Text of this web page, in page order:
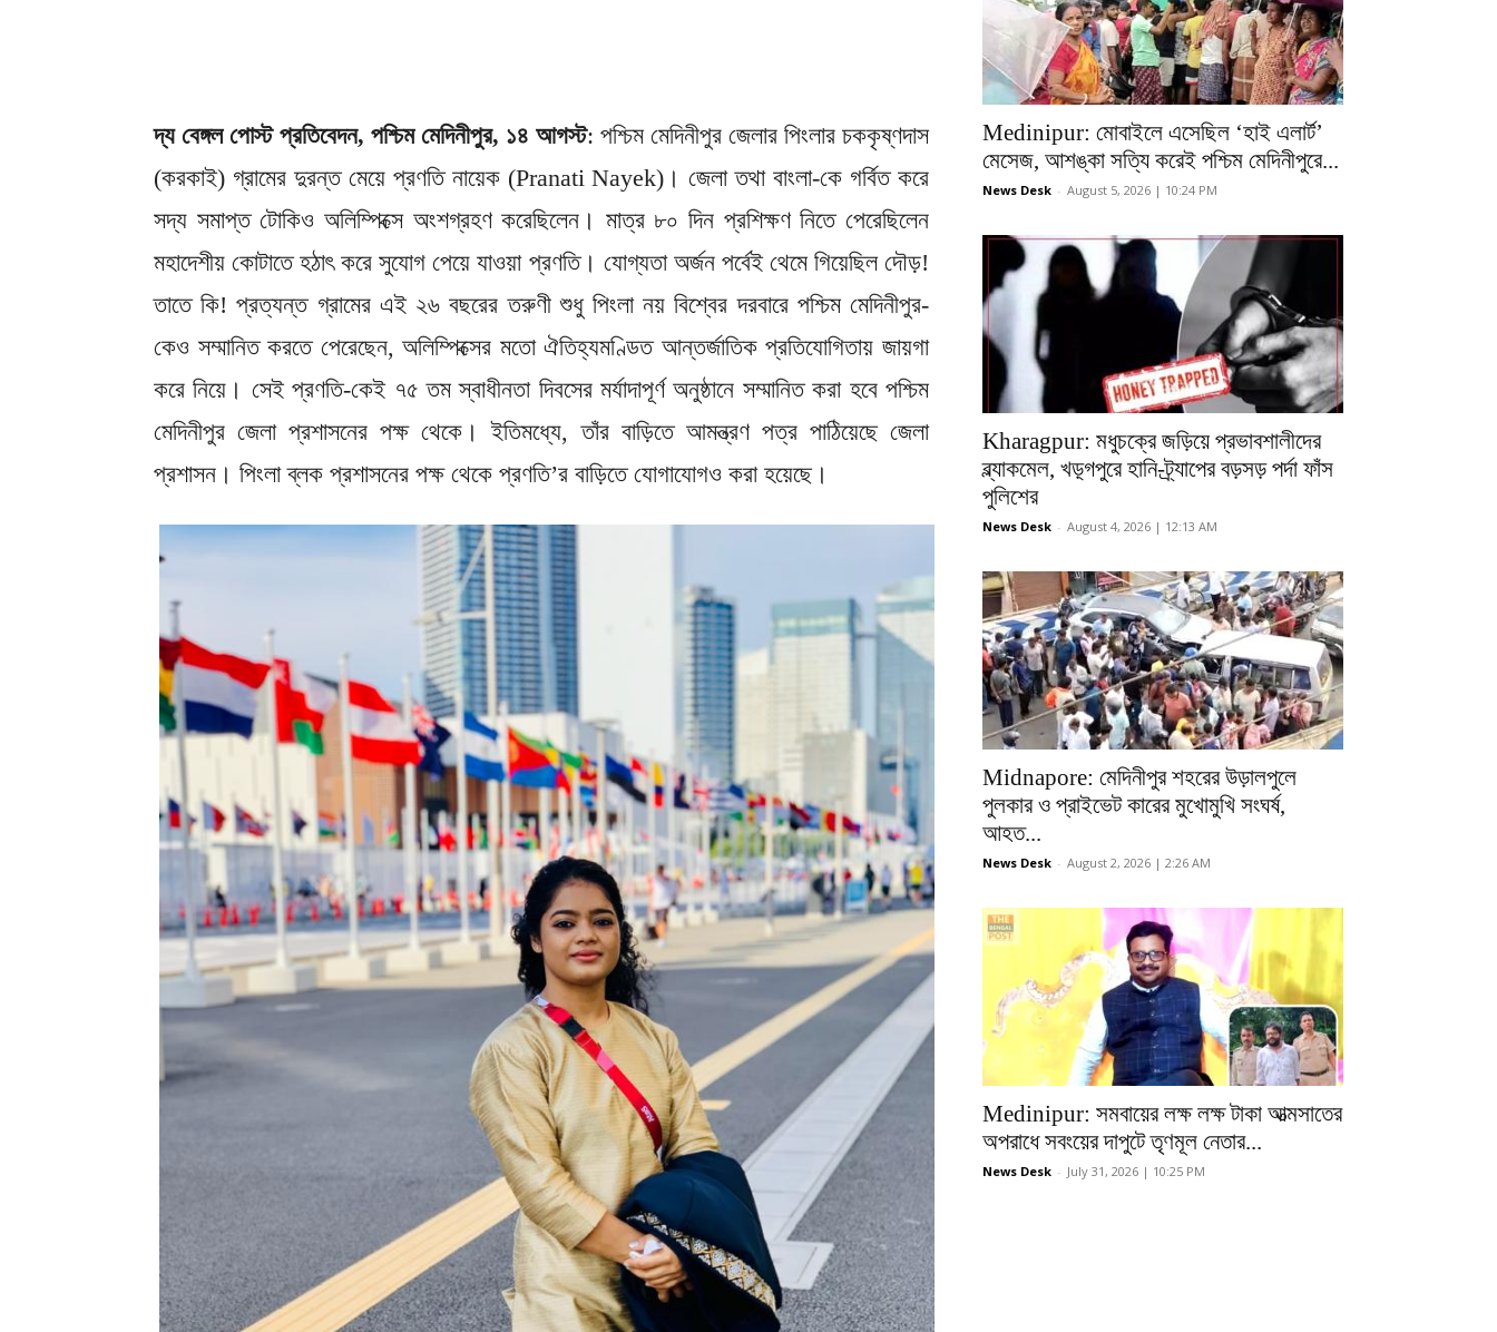
দ্য বেঙ্গল পোস্ট প্রতিবেদন, পশ্চিম মেদিনীপুর, ১৪ আগস্ট: পশ্চিম মেদিনীপুর জেলার পিংলার চককৃষ্ণদাস
(করকাই) গ্রামের দুরন্ত মেয়ে প্রণতি নায়েক (Pranati Nayek)। জেলা তথা বাংলা-কে গর্বিত করে
সদ্য সমাপ্ত টোকিও অলিম্পিক্সে অংশগ্রহণ করেছিলেন। মাত্র ৮০ দিন প্রশিক্ষণ নিতে পেরেছিলেন
মহাদেশীয় কোটাতে হঠাৎ করে সুযোগ পেয়ে যাওয়া প্রণতি। যোগ্যতা অর্জন পর্বেই থেমে গিয়েছিল দৌড়!
তাতে কি! প্রত্যন্ত গ্রামের এই ২৬ বছরের তরুণী শুধু পিংলা নয় বিশ্বের দরবারে পশ্চিম মেদিনীপুর-
কেও সম্মানিত করতে পেরেছেন, অলিম্পিক্সের মতো ঐতিহ্যমণ্ডিত আন্তর্জাতিক প্রতিযোগিতায় জায়গা
করে নিয়ে। সেই প্রণতি-কেই ৭৫ তম স্বাধীনতা দিবসের মর্যাদাপূর্ণ অনুষ্ঠানে সম্মানিত করা হবে পশ্চিম
মেদিনীপুর জেলা প্রশাসনের পক্ষ থেকে। ইতিমধ্যে, তাঁর বাড়িতে আমন্ত্রণ পত্র পাঠিয়েছে জেলা
প্রশাসন। পিংলা ব্লক প্রশাসনের পক্ষ থেকে প্রণতি’র বাড়িতে যোগাযোগও করা হয়েছে।
Medinipur: মোবাইলে এসেছিল ‘হাই এলার্ট’
মেসেজ, আশঙ্কা সত্যি করেই পশ্চিম মেদিনীপুরে...
News Desk - August 5, 2026 | 10:24 PM
Kharagpur: মধুচক্রে জড়িয়ে প্রভাবশালীদের
ব্ল্যাকমেল, খড়্গপুরে হানি-ট্র্যাপের বড়সড় পর্দা ফাঁস
পুলিশের
News Desk - August 4, 2026 | 12:13 AM
Midnapore: মেদিনীপুর শহরের উড়ালপুলে
পুলকার ও প্রাইভেট কারের মুখোমুখি সংঘর্ষ,
আহত...
News Desk - August 2, 2026 | 2:26 AM
Medinipur: সমবায়ের লক্ষ লক্ষ টাকা আত্মসাতের
অপরাধে সবংয়ের দাপুটে তৃণমূল নেতার...
News Desk - July 31, 2026 | 10:25 PM